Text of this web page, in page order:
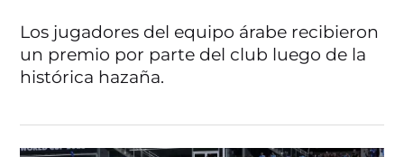
Los jugadores del equipo árabe recibieron
un premio por parte del club luego de la
histórica hazaña.